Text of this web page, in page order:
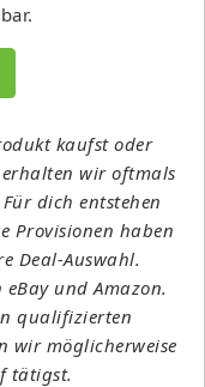
kaufst oder
wir oftmals
dich entstehen
Provisionen haben
Deal-Auswahl.
und Amazon.
qualifizierten
wir möglicherweise
tätigst.